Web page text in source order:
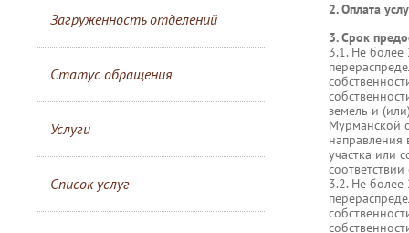
Загруженность отделений
Статус обращения
Услуги
Список услуг
2. Оплата
3. Срок
3.1. Не более
земель и
Мурманской
направления
участка или
3.2. Не более